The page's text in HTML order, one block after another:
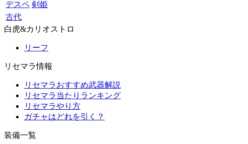
デスペ 剣姫
古代
白虎&カリオストロ
リーフ
リセマラ情報
リセマラおすすめ武器解説
リセマラ当たりランキング
リセマラやり方
ガチャはどれを引く？
装備一覧